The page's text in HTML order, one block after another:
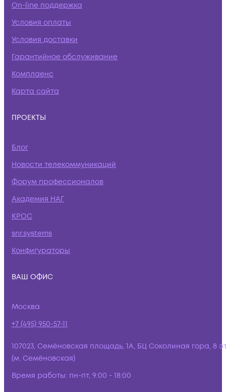
On-line поддержка
Условия оплаты
Условия доставки
Гарантийное обслуживание
Комплаенс
Карта сайта
ПРОЕКТЫ
Блог
Новости телекоммуникаций
Форум профессионалов
Академия НАГ
КРОС
snr.systems
Конфигураторы
ВАШ ОФИС
Москва
+7 (495) 950-57-11
107023, Семёновская площадь, 1А, БЦ Соколиная гора, 8
(м. Семёновская)
Время работы: пн-пт, 9:00 - 18:00